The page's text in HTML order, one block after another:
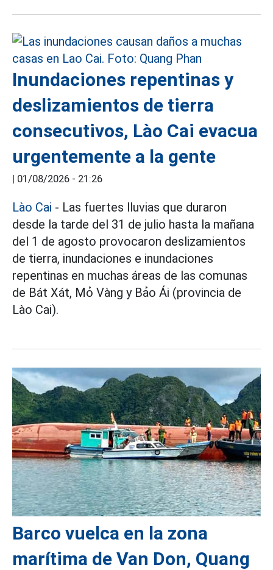
Inundaciones repentinas y
deslizamientos de tierra
consecutivos, Lào Cai evacua
urgentemente a la gente
| 01/08/2026 - 21:26
Lào Cai - Las fuertes lluvias que duraron
desde la tarde del 31 de julio hasta la mañana
del 1 de agosto provocaron deslizamientos
de tierra, inundaciones e inundaciones
repentinas en muchas áreas de las comunas
de Bát Xát, Mỏ Vàng y Bảo Ái (provincia de
Lào Cai).
Barco vuelca en la zona
marítima de Van Don, Quang